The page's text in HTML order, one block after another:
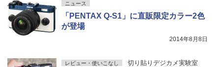
ニュース
「PENTAX Q-S1」に直販限定カラー2色
が登場
2014年8月8日
レビュー・使いこなし 切り貼りデジカメ実験室